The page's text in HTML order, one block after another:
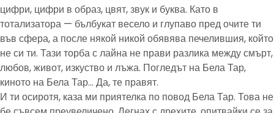
цифри, цифри в образ, цвят, звук и буква. Като в
тотализатора — бълбукат весело и глупаво пред очите ти
във сфера, а после някой никой обявява печелившия, който
не си ти. Тази торба с лайна не прави разлика между смърт,
любов, живот, изкуство и лъжа. Погледът на Бела Тар,
киното на Бела Тар… Да, те правят.
И ти осиротя, каза ми приятелка по повод Бела Тар. Това не